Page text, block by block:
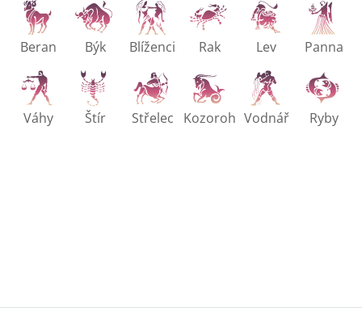
Beran Býk Blíženci Rak Lev Panna
Váhy Štír Střelec Kozoroh Vodnář Ryby